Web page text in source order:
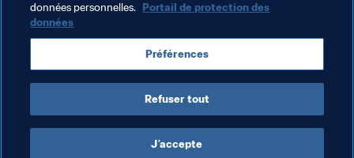
CONDITIONS D'UTILISATION
PORTAIL DE LA FIFA SUR LA PROTECTION DES DONNÉES
TÉLÉCHARGEMENTS
PARAMÈTRAGE DES COOKIES
Droits d'auteur © 1994 - 2025 FIFA. Tous les droits sont réservés.
données personnelles. Portail de protection des
données
Préférences
Refuser tout
J’accepte